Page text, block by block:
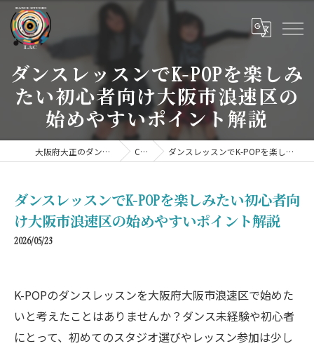
ダンスレッスンでK-POPを楽しみ
たい初心者向け大阪市浪速区の
始めやすいポイント解説
大阪府大正のダンススクールならDANCE STUDIO LAC COLUMN ダンスレッスンでK-POPを楽しみたい初心者向け大阪市浪速区の始めやすいポイント解説
ダンスレッスンでK-POPを楽しみたい初心者向
け大阪市浪速区の始めやすいポイント解説
2026/05/23
K-POPのダンスレッスンを大阪府大阪市浪速区で始めた
いと考えたことはありませんか？ダンス未経験や初心者
にとって、初めてのスタジオ選びやレッスン参加は少し